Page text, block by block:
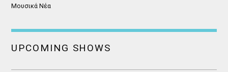
Μουσικά Νέα
UPCOMING SHOWS